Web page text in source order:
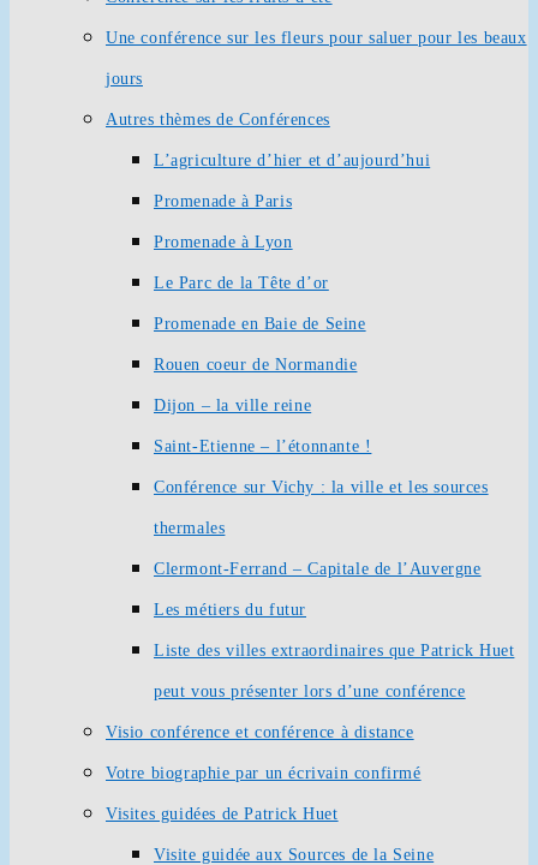
Une conférence sur les fleurs pour saluer pour les beaux
jours
Autres thèmes de Conférences
L’agriculture d’hier et d’aujourd’hui
Promenade à Paris
Promenade à Lyon
Le Parc de la Tête d’or
Promenade en Baie de Seine
Rouen coeur de Normandie
Dijon – la ville reine
Saint-Etienne – l’étonnante !
Conférence sur Vichy : la ville et les sources
thermales
Clermont-Ferrand – Capitale de l’Auvergne
Les métiers du futur
Liste des villes extraordinaires que Patrick Huet
peut vous présenter lors d’une conférence
Visio conférence et conférence à distance
Votre biographie par un écrivain confirmé
Visites guidées de Patrick Huet
Visite guidée aux Sources de la Seine